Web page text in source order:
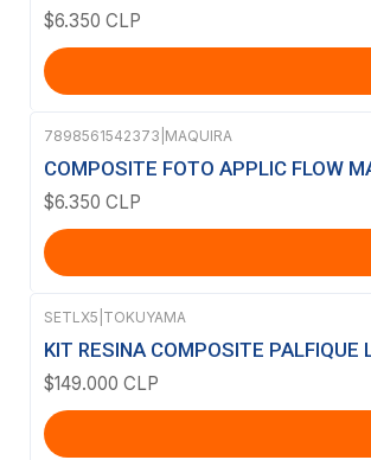
$6.350 CLP
7898561542373 MAQUIRA
COMPOSITE FOTO APPLIC FLOW
$6.350 CLP
SETLX5 TOKUYAMA
KIT RESINA COMPOSITE PALFIQUE
$149.000 CLP